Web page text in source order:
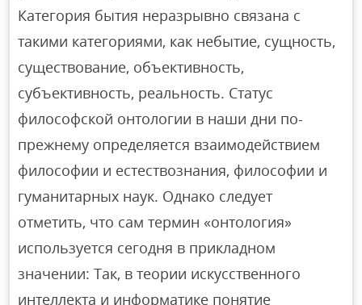
Категория бытия неразрывно связана с
такими категориями, как небытие, сущность,
существование, объективность,
субъективность, реальность. Статус
философской онтологии в наши дни по-
прежнему определяется взаимодействием
философии и естествознания, философии и
гуманитарных наук. Однако следует
отметить, что сам термин «онтология»
используется сегодня в прикладном
значении: Так, в теории искусственного
интеллекта и информатике понятие